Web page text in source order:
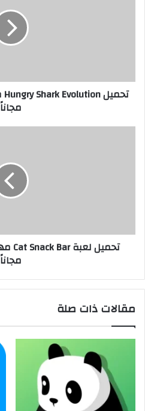
مجاناً
مجاناً
مقالات ذات صلة